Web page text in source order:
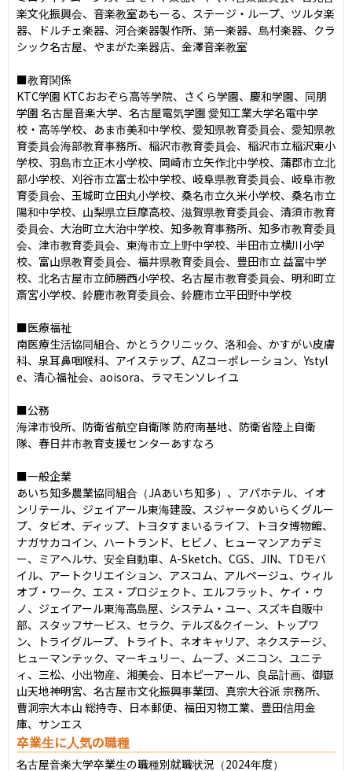
楽⽂化振興会、⾳楽教室あもーる、ステージ・ループ、ツルタ楽
器、ドルチェ楽器、河合楽器製作所、第⼀楽器、島村楽器、クラ
シック名古屋、やまがた楽器店、⾦澤⾳楽教室
■教育関係
KTC学園 KTCおおぞら⾼等学院、さくら学園、慶和学園、同朋
学園 名古屋⾳楽⼤学、名古屋電気学園 愛知⼯業⼤学名電中学
校・⾼等学校、あま市美和中学校、愛知県教育委員会、愛知県教
育委員会海部教育事務所、稲沢市教育委員会、稲沢市⽴稲沢東⼩
学校、⽻島市⽴正⽊⼩学校、岡崎市⽴⽮作北中学校、蒲郡市⽴北
部⼩学校、刈⾕市⽴富⼠松中学校、岐⾩県教育委員会、岐⾩市教
育委員会、⽟城町⽴⽥丸⼩学校、桑名市⽴久⽶⼩学校、桑名市⽴
陽和中学校、⼭梨県⽴巨摩高校、滋賀県教育委員会、清須市教育
委員会、⼤治町⽴⼤治中学校、知多教育事務所、知多市教育委員
会、津市教育委員会、東海市⽴上野中学校、半⽥市⽴横川⼩学
校、富⼭県教育委員会、福井県教育委員会、豊⽥市⽴ 益富中学
校、北名古屋市⽴師勝⻄⼩学校、名古屋市教育委員会、明和町⽴
斎宮⼩学校、鈴⿅市教育委員会、鈴⿅市⽴平⽥野中学校
■医療福祉
南医療⽣活協同組合、かとうクリニック、洛和会、かすがい⽪膚
科、泉⽿⿐咽喉科、アイステップ、AZコーポレーション、Ystyl
e、清⼼福祉会、aoisora、ラマモンソレイユ
■公務
海津市役所、防衛省航空⾃衛隊 防府南基地、防衛省陸上⾃衛
隊、春⽇井市教育⽀援センターあすなろ
■一般企業
あいち知多農業協同組合（JAあいち知多）、アパホテル、イオ
ンリテール、ジェイアール東海建設、スジャータめいらくグルー
プ、タビオ、ディップ、トヨタすまいるライフ、トヨタ博物館、
ナガサカコイン、ハートランド、ヒビノ、ヒューマンアカデミ
ー、ミアヘルサ、安全⾃動⾞、A-Sketch、CGS、JIN、TDモバ
イル、アートクリエイション、アスコム、アルページュ、ウィル
オブ・ワーク、エス・プロジェクト、エルフラット、ケイ・ウ
ノ、ジェイアール東海⾼島屋、システム・ユー、スズキ⾃販中
部、スタッフサービス、セラク、テルズ&クイーン、トップワ
ン、トライグループ、トライト、ネオキャリア、ネクステージ、
ヒューマンテック、マーキュリー、ムーブ、メニコン、ユニテ
ィ、三松、⼩出物産、湘美会、⽇本ピーアール、良品計画、御嶽
⼭天地神明宮、名古屋市⽂化振興事業団、真宗⼤⾕派 宗務所、
曹洞宗⼤本⼭ 総持寺、⽇本郵便、福⽥刃物⼯業、豊⽥信⽤⾦
庫、サンエス
卒業生に人気の職種
名古屋音楽大学卒業生の職種別就職状況（2024年度）